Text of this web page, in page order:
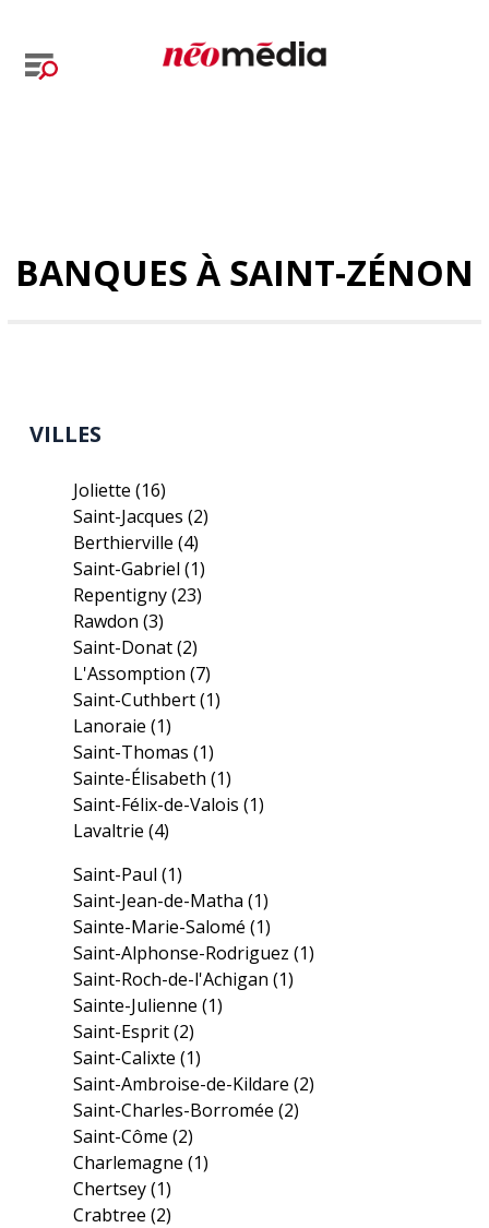
BANQUES À SAINT-ZÉNON
VILLES
Joliette(16)
Saint-Jacques(2)
Berthierville(4)
Saint-Gabriel(1)
Repentigny(23)
Rawdon(3)
Saint-Donat(2)
L'Assomption(7)
Saint-Cuthbert(1)
Lanoraie(1)
Saint-Thomas(1)
Sainte-Élisabeth(1)
Saint-Félix-de-Valois(1)
Lavaltrie(4)
Saint-Paul(1)
Saint-Jean-de-Matha(1)
Sainte-Marie-Salomé(1)
Saint-Alphonse-Rodriguez(1)
Saint-Roch-de-l'Achigan(1)
Sainte-Julienne(1)
Saint-Esprit(2)
Saint-Calixte(1)
Saint-Ambroise-de-Kildare(2)
Saint-Charles-Borromée(2)
Saint-Côme(2)
Charlemagne(1)
Chertsey(1)
Crabtree(2)